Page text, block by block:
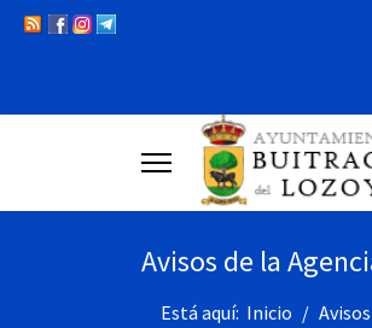
Avisos de la
Está aquí: Inicio